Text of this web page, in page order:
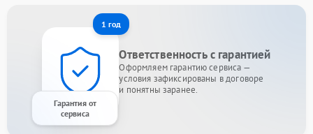
1 год
Гарантия от
сервиса
Ответственность с гарантией
Оформляем гарантию сервиса —
условия зафиксированы в договоре
и понятны заранее.